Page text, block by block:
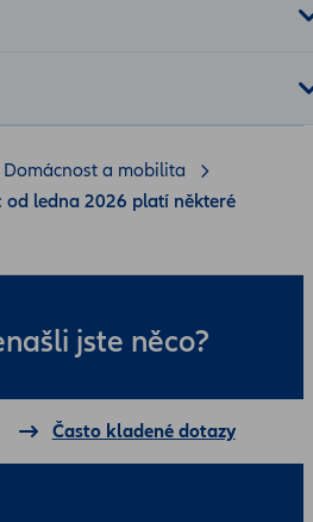
jste něco?
Často kladené dotazy
Domácnost a mobilita
od ledna 2026 platí některé